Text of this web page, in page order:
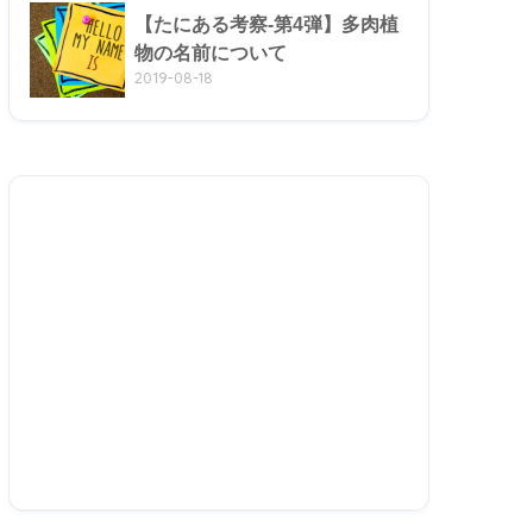
【たにある考察-第4弾】多肉植
物の名前について
2019-08-18